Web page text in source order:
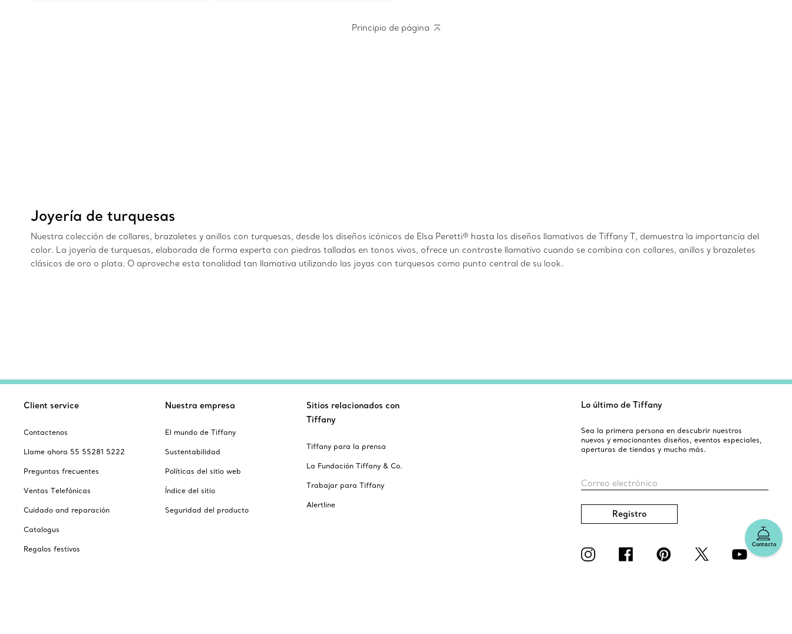
Principio de página
Joyería de turquesas
Nuestra colección de collares, brazaletes y anillos con turquesas, desde los diseños icónicos de Elsa Peretti® hasta los diseños llamativos de Tiffany T, demuestra la importancia del
color. La joyería de turquesas, elaborada de forma experta con piedras talladas en tonos vivos, ofrece un contraste llamativo cuando se combina con collares, anillos y brazaletes
clásicos de oro o plata. O aproveche esta tonalidad tan llamativa utilizando las joyas con turquesas como punto central de su look.
Contacto
Client service
Contactenos
Llame ahora 55 55281 5222
Preguntas frecuentes
Ventas Telefónicas
Cuidado and reparación
Catalogus
Regalos festivos
Nuestra empresa
El mundo de Tiffany
Sustentabilidad
Políticas del sitio web
Índice del sitio
Seguridad del producto
Sitios relacionados con
Tiffany
Tiffany para la prensa
La Fundación Tiffany & Co.
Trabajar para Tiffany
Alertline
Lo último de Tiffany
Sea la primera persona en descubrir nuestros
nuevos y emocionantes diseños, eventos especiales,
aperturas de tiendas y mucho más.
Correo electrónico
Registro